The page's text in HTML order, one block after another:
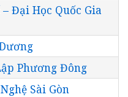
Đại Học Quốc Gia
Phương Đông
Sài Gòn